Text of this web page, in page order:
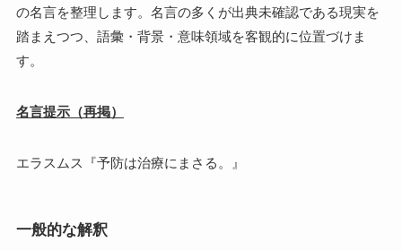
の名言を整理します。名言の多くが出典未確認である現実を
踏まえつつ、語彙・背景・意味領域を客観的に位置づけま
す。
名言提示（再掲）
エラスムス『予防は治療にまさる。』
一般的な解釈